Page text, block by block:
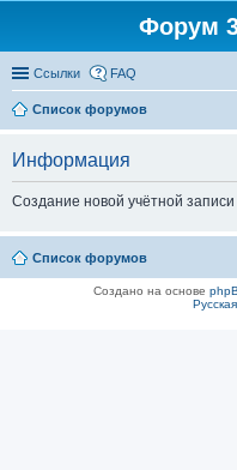
Форум
Ссылки FAQ
Список форумов
Информация
Создание новой учётной
Список форумов
Создано на основе